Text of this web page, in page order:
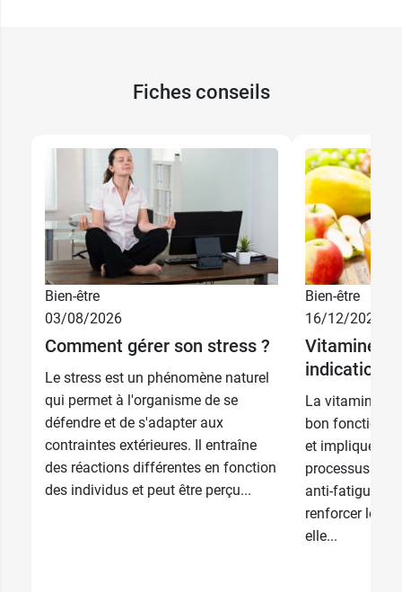
Fiches conseils
Bien-être
03/08/2026
Comment gérer son stress ?
Le stress est un phénomène naturel
qui permet à l'organisme de se
défendre et de s'adapter aux
contraintes extérieures. Il entraîne
des réactions différentes en fonction
des individus et peut être perçu...
Bien-être
16/12/2025
Vitamine C
indications
La vitamine C
bon
et impliquée
processus.
anti-fatigue et
renforcer le
elle...